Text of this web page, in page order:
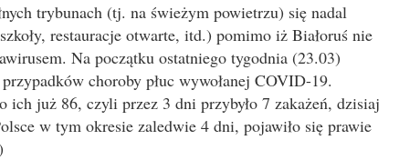
trybunach (tj. na świeżym powietrzu) się nadal
restauracje otwarte, itd.) pomimo iż Białoruś nie
Na początku ostatniego tygodnia (23.03)
choroby płuc wywołanej COVID-19.
ich już 86, czyli przez 3 dni przybyło 7 zakażeń, dzisiaj
w tym okresie zaledwie 4 dni, pojawiło się prawie